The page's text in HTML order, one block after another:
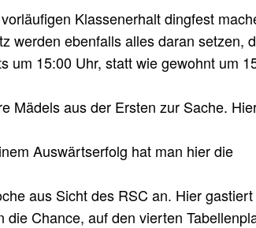
Klassenerhalt dingfest
werden ebenfalls alles daran setzen,
um 15:00 Uhr, statt wie gewohnt um
Mädels aus der Ersten zur Sache.
Auswärtserfolg hat man hier die
aus Sicht des RSC an. Hier
Chance, auf den vierten